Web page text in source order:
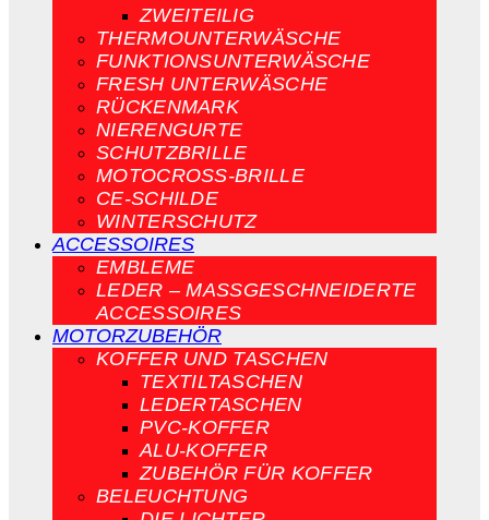
ZWEITEILIG
THERMOUNTERWÄSCHE
FUNKTIONSUNTERWÄSCHE
FRESH UNTERWÄSCHE
RÜCKENMARK
NIERENGURTE
SCHUTZBRILLE
MOTOCROSS-BRILLE
CE-SCHILDE
WINTERSCHUTZ
ACCESSOIRES
EMBLEME
LEDER – MASSGESCHNEIDERTE A
CCESSOIRES
MOTORZUBEHÖR
KOFFER UND TASCHEN
TEXTILTASCHEN
LEDERTASCHEN
PVC-KOFFER
ALU-KOFFER
ZUBEHÖR FÜR KOFFER
BELEUCHTUNG